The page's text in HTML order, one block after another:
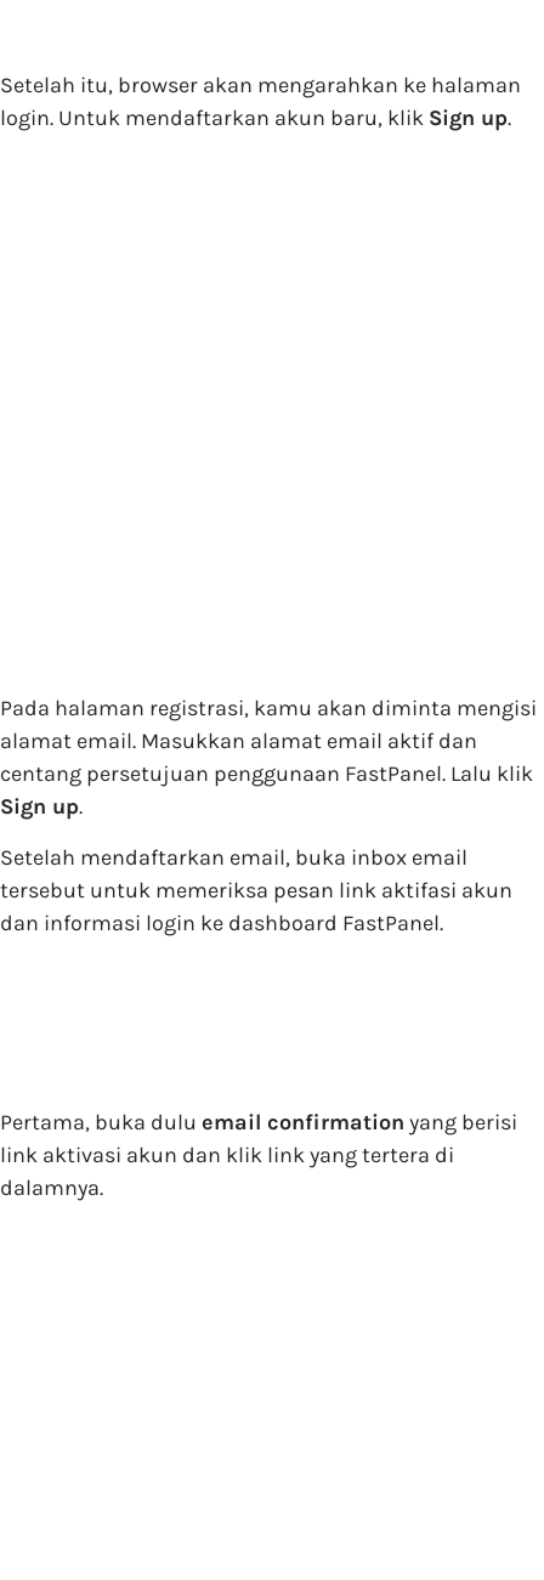
Setelah itu, browser akan mengarahkan ke halaman
login. Untuk mendaftarkan akun baru, klik Sign up.
Pada halaman registrasi, kamu akan diminta mengisi
alamat email. Masukkan alamat email aktif dan
centang persetujuan penggunaan FastPanel. Lalu klik
Sign up.
Setelah mendaftarkan email, buka inbox email
tersebut untuk memeriksa pesan link aktifasi akun
dan informasi login ke dashboard FastPanel.
Pertama, buka dulu email confirmation yang berisi
link aktivasi akun dan klik link yang tertera di
dalamnya.